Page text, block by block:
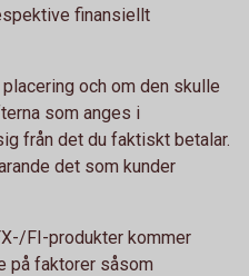
finansiellt
och om den skulle
som anges i
från det du faktiskt betalar.
det som kunder
FI-produkter kommer
på faktorer såsom